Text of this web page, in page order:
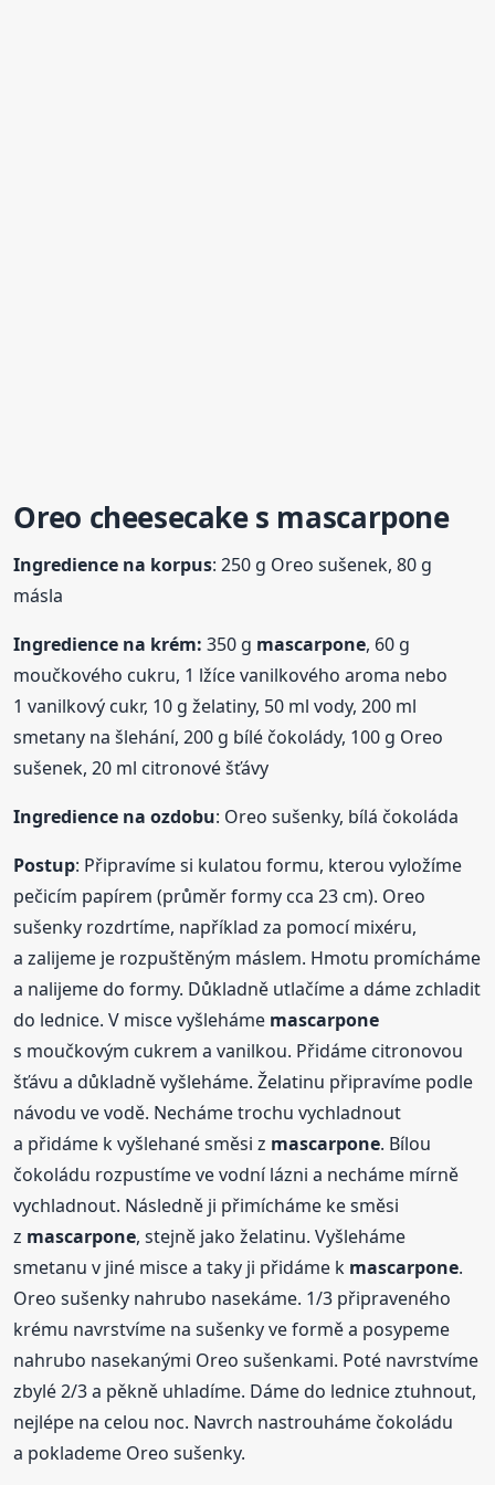
Oreo cheesecake s mascarpone
Ingredience na korpus: 250 g Oreo sušenek, 80 g
másla
Ingredience na krém: 350 g mascarpone, 60 g
moučkového cukru, 1 lžíce vanilkového aroma nebo
1 vanilkový cukr, 10 g želatiny, 50 ml vody, 200 ml
smetany na šlehání, 200 g bílé čokolády, 100 g Oreo
sušenek, 20 ml citronové šťávy
Ingredience na ozdobu: Oreo sušenky, bílá čokoláda
Postup: Připravíme si kulatou formu, kterou vyložíme
pečicím papírem (průměr formy cca 23 cm). Oreo
sušenky rozdrtíme, například za pomocí mixéru,
a zalijeme je rozpuštěným máslem. Hmotu promícháme
a nalijeme do formy. Důkladně utlačíme a dáme zchladit
do lednice. V misce vyšleháme mascarpone
s moučkovým cukrem a vanilkou. Přidáme citronovou
šťávu a důkladně vyšleháme. Želatinu připravíme podle
návodu ve vodě. Necháme trochu vychladnout
a přidáme k vyšlehané směsi z mascarpone. Bílou
čokoládu rozpustíme ve vodní lázni a necháme mírně
vychladnout. Následně ji přimícháme ke směsi
z mascarpone, stejně jako želatinu. Vyšleháme
smetanu v jiné misce a taky ji přidáme k mascarpone.
Oreo sušenky nahrubo nasekáme. 1/3 připraveného
krému navrstvíme na sušenky ve formě a posypeme
nahrubo nasekanými Oreo sušenkami. Poté navrstvíme
zbylé 2/3 a pěkně uhladíme. Dáme do lednice ztuhnout,
nejlépe na celou noc. Navrch nastrouháme čokoládu
a poklademe Oreo sušenky.